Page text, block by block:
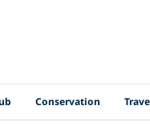
Conservation